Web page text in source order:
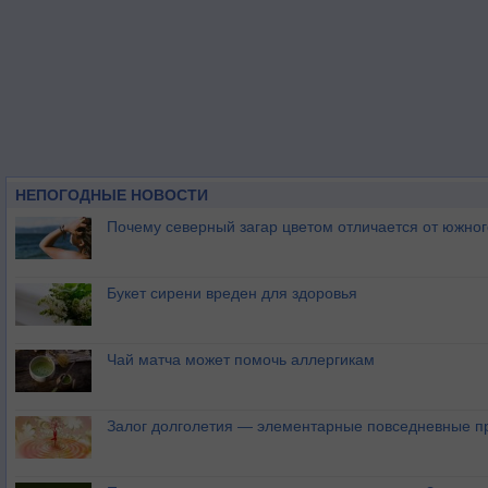
НЕПОГОДНЫЕ НОВОСТИ
Почему северный загар цветом отличается от
Букет сирени вреден для здоровья
Чай матча может помочь аллергикам
Залог долголетия — элементарные повседневные